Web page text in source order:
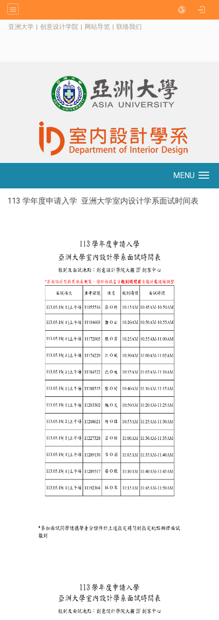
亚洲大学 | 创意设计学院 | 网站导览 | 联络我们
MENU
113 学年度申请入学 亚洲大学室内设计学系面试时间表